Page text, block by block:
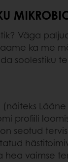
Väga
ka me
soolestiku
profiili
seotud
hea vaimse